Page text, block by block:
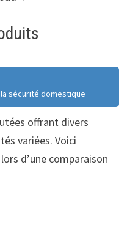
sécurité domestique
offrant divers
variées. Voici
d’une comparaison